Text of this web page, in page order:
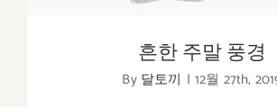
흔한 주말 풍경
By 달토끼 | 12월 27th,